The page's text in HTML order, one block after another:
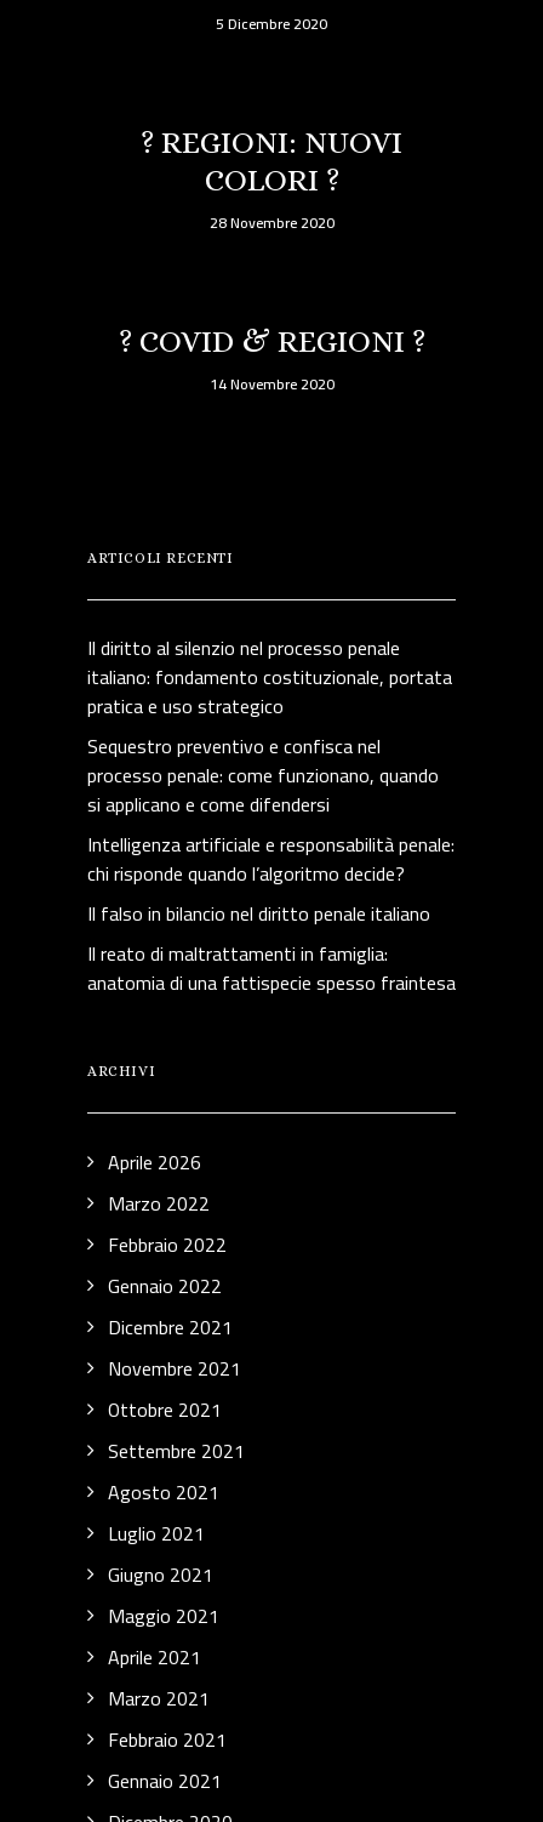
5 Dicembre 2020
? REGIONI: NUOVI
COLORI ?
28 Novembre 2020
? COVID & REGIONI ?
14 Novembre 2020
ARTICOLI RECENTI
Il diritto al silenzio nel processo penale
italiano: fondamento costituzionale, portata
pratica e uso strategico
Sequestro preventivo e confisca nel
processo penale: come funzionano, quando
si applicano e come difendersi
Intelligenza artificiale e responsabilità penale:
chi risponde quando l’algoritmo decide?
Il falso in bilancio nel diritto penale italiano
Il reato di maltrattamenti in famiglia:
anatomia di una fattispecie spesso fraintesa
ARCHIVI
Aprile 2026
Marzo 2022
Febbraio 2022
Gennaio 2022
Dicembre 2021
Novembre 2021
Ottobre 2021
Settembre 2021
Agosto 2021
Luglio 2021
Giugno 2021
Maggio 2021
Aprile 2021
Marzo 2021
Febbraio 2021
Gennaio 2021